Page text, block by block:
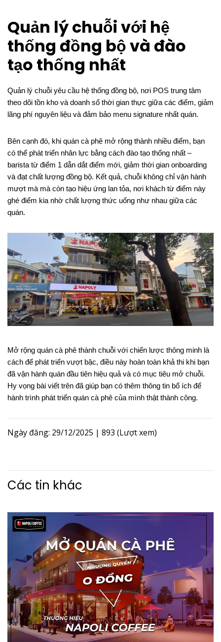
Quản lý chuỗi với hệ
thống đồng bộ và đào
tạo thống nhất
Quản lý chuỗi yêu cầu hệ thống đồng bộ, nơi POS trung tâm
theo dõi tồn kho và doanh số thời gian thực giữa các điểm, giảm
lãng phí nguyên liệu và đảm bảo menu signature nhất quán.
Bên cạnh đó, khi quán cà phê mở rộng thành nhiều điểm, bạn
có thể phát triển nhân lực bằng cách đào tạo thống nhất –
barista từ điểm 1 dẫn dắt điểm mới, giảm thời gian onboarding
và đạt chất lượng đồng bộ. Kết quả, chuỗi không chỉ vận hành
mượt mà mà còn tạo hiệu ứng lan tỏa, nơi khách từ điểm này
ghé điểm kia nhờ chất lượng thức uống như nhau giữa các
quán.
Mở rộng quán cà phê thành chuỗi với chiến lược thông minh là
cách để phát triển vượt bậc, điều này hoàn toàn khả thi khi bạn
đã vận hành quán đầu tiên hiệu quả và có mục tiêu mở chuỗi.
Hy vọng bài viết trên đã giúp bạn có thêm thông tin bổ ích để
hành trình phát triển quán cà phê của mình thật thành công.
Ngày đăng: 29/12/2025 | 893 (Lượt xem)
Các tin khác